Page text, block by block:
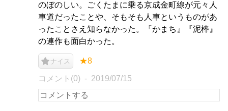
のぼのしい。ごくたまに乗る京成金町線が元々人
車道だったことや、そもそも人車というものがあ
ったことさえ知らなかった。『かまち』『泥棒』
の連作も面白かった。
ナイス ★8
コメント(0) 2019/07/15